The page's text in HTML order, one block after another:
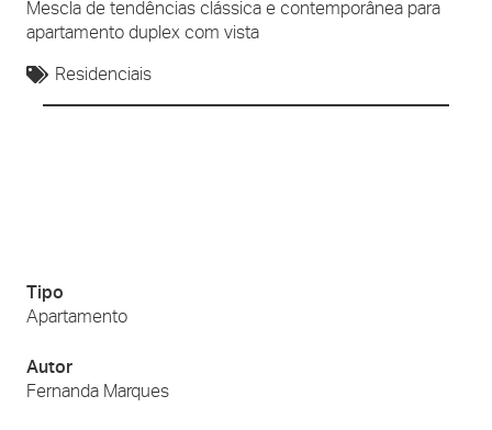
Mescla de tendências clássica e contemporânea para
apartamento duplex com vista
Residenciais
Tipo
Apartamento
Autor
Fernanda Marques